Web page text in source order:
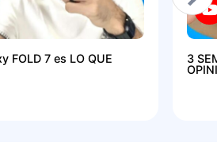
FOLD 7 es LO QUE
3